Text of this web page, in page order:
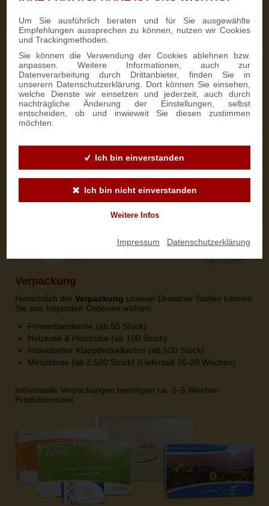
Um Sie ausführlich beraten und für Sie ausgewählte
Empfehlungen aussprechen zu können, nutzen wir Cookies
und Trackingmethoden.
Sie können die Verwendung der Cookies ablehnen bzw.
anpassen. Weitere Informationen, auch zur
Datenverarbeitung durch Drittanbieter, finden Sie in
unserern Datenschutzerklärung. Dort können Sie einsehen,
welche Dienste wir einsetzen und jederzeit, auch durch
nachträgliche Änderung der Einstellungen, selbst
entscheiden, ob und inwieweit Sie diesen zustimmen
möchten.
Ich bin einverstanden
Ich bin nicht einverstanden
Weitere Infos
Impressum Datenschutzerklärung
5 Kontaktaufnahme
Wir kontaktieren Sie persönlich.
6
Personalisierung auswählen
Stollenbanderole
An derStollenbanderole
können wir ab 50 Stück auf Wunsch
eine individuelle Gestaltung in Ihrem Firmendesign
Verpackung
Hinsichtlich der Verpackung unserer Dresdner Stollen können
Sie aus folgenden Optionen wählen:
Firmenbanderole (ab 50 Stück)
Holzkiste & Holztruhe (ab 100 Stück)
Individueller Klappdeckelkarton (ab 500 Stück)
Metalldose (ab 2.500 Stück) (Lieferzeit 16-20 Wochen)
Individuelle Verpackungen benötigen ca. 3–5 Wochen
Produktionszeit.